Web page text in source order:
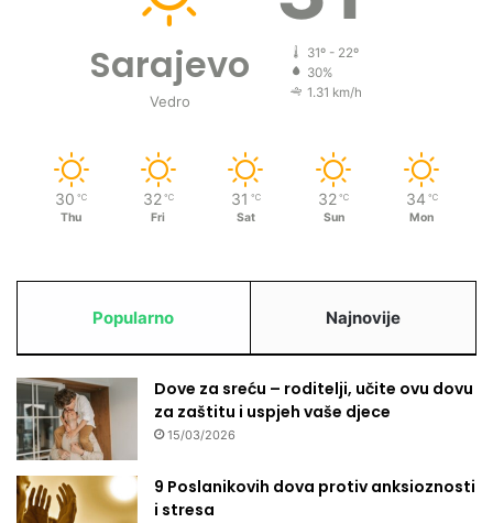
Sarajevo
Vedro
31º - 22º
30%
1.31 km/h
30 ℃
Thu
32 ℃
Fri
31 ℃
Sat
32 ℃
Sun
34 ℃
Mon
Popularno Najnovije
Dove za sreću – roditelji, učite ovu dovu
za zaštitu i uspjeh vaše djece
15/03/2026
9 Poslanikovih dova protiv anksioznosti
i stresa